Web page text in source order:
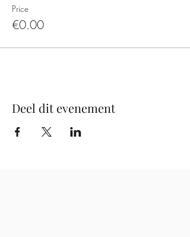
Price
€0.00
Deel dit evenement